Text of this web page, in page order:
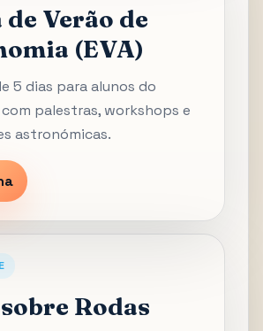
de Verão de
(EVA)
5 dias para alunos do
palestras, workshops e
astronómicas.
Rodas